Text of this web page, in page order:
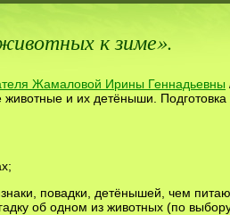
к зиме».
Жамаловой Ирины Геннадьевны
животные и их детёныши. Подготовка
повадки, детёнышей, чем
об одном из животных (по